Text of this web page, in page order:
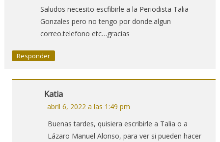
Saludos necesito escfibirle a la Periodista Talia
Gonzales pero no tengo por donde.algun
correo.telefono etc…gracias
Responder
Katia
abril 6, 2022 a las 1:49 pm
Buenas tardes, quisiera escribirle a Talia o a
Lázaro Manuel Alonso, para ver si pueden hacer